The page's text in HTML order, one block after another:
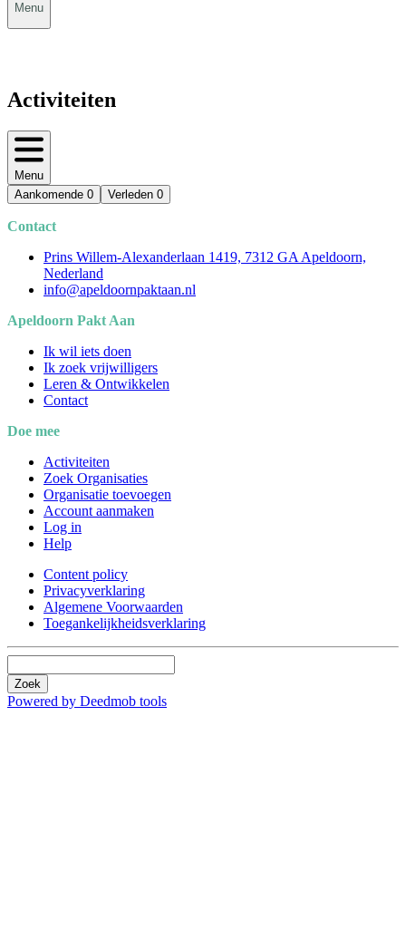
Menu
Activiteiten
Menu
Aankomende 0 Verleden 0
Contact
Prins Willem-Alexanderlaan 1419, 7312 GA Apeldoorn,
Nederland
info@apeldoornpaktaan.nl
Apeldoorn Pakt Aan
Ik wil iets doen
Ik zoek vrijwilligers
Leren & Ontwikkelen
Contact
Doe mee
Activiteiten
Zoek Organisaties
Organisatie toevoegen
Account aanmaken
Log in
Help
Content policy
Privacyverklaring
Algemene Voorwaarden
Toegankelijkheidsverklaring
Zoek
Powered by Deedmob tools